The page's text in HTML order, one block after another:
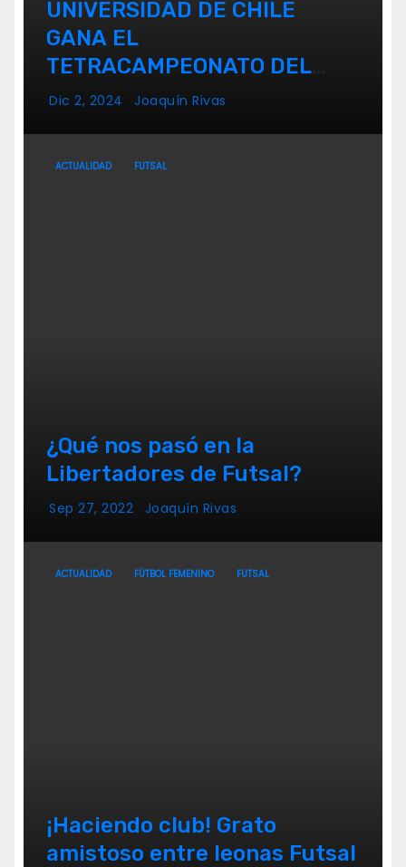
UNIVERSIDAD DE CHILE
GANA EL
TETRACAMPEONATO DEL
FUTSAL FEMENINO
Dic 2, 2024 Joaquín Rivas
ACTUALIDAD FUTSAL
¿Qué nos pasó en la
Libertadores de Futsal?
Sep 27, 2022 Joaquín Rivas
ACTUALIDAD FÚTBOL FEMENINO FUTSAL
¡Haciendo club! Grato
amistoso entre leonas Futsal